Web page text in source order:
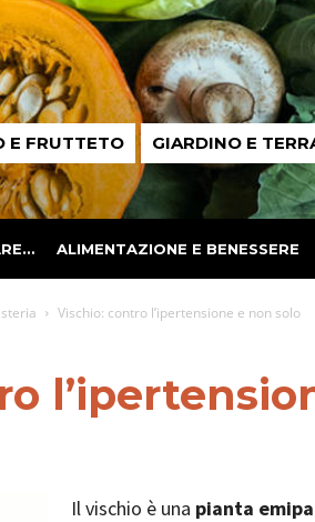
E FRUTTETO GIARDINO E
ALIMENTAZIONE E BENESSERE
Vischio: contro l’ipertensione e non solo
Il vischio è una pianta